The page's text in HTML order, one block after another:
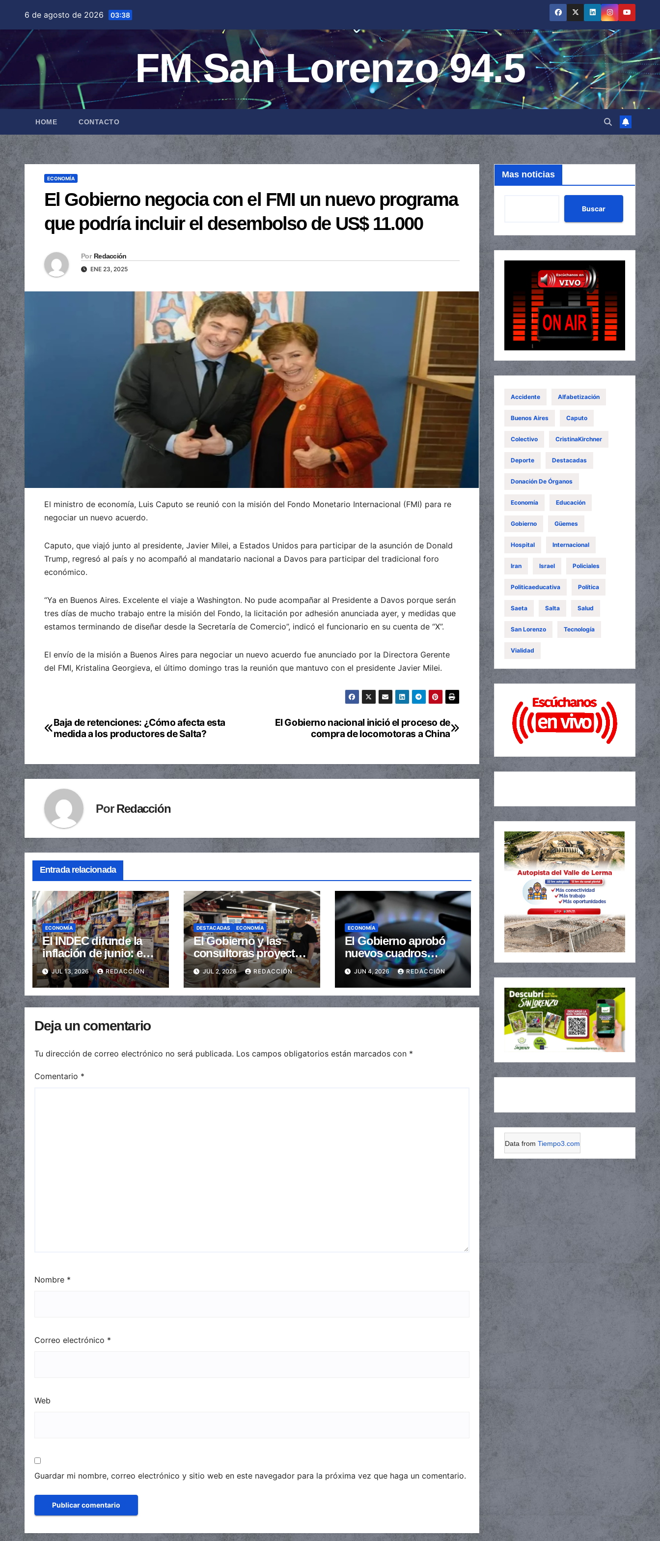
contenido
6 de agosto de 2026 03:38
FM San Lorenzo 94.5
HOME CONTACTO
ECONOMÍA
El Gobierno negocia con el FMI un nuevo programa
que podría incluir el desembolso de US$ 11.000
Por Redacción
ENE 23, 2025
El ministro de economía, Luis Caputo se reunió con la misión del Fondo Monetario Internacional (FMI) para re
negociar un nuevo acuerdo.
Caputo, que viajó junto al presidente, Javier Milei, a Estados Unidos para participar de la asunción de Donald
Trump, regresó al país y no acompañó al mandatario nacional a Davos para participar del tradicional foro
económico.
“Ya en Buenos Aires. Excelente el viaje a Washington. No pude acompañar al Presidente a Davos porque serán
tres días de mucho trabajo entre la misión del Fondo, la licitación por adhesión anunciada ayer, y medidas que
estamos terminando de diseñar desde la Secretaría de Comercio”, indicó el funcionario en su cuenta de “X”.
El envío de la misión a Buenos Aires para negociar un nuevo acuerdo fue anunciado por la Directora Gerente
del FMI, Kristalina Georgieva, el último domingo tras la reunión que mantuvo con el presidente Javier Milei.
Navegación
entradas
El Gobierno nacional inició el proceso de
compra de locomotoras a China
Baja de retenciones: ¿Cómo afecta esta
medida a los productores de Salta?
PorRedacción
Entrada relacionada
ECONOMÍA
El INDEC difunde la
inflación de junio: en
cuánto podría
ubicarse
JUL 13, 2026 REDACCIÓN
DESTACADAS ECONOMÍA
El Gobierno y las
consultoras proyectan
que la inflación de
junio se ubicó debajo
del 2%
JUL 2, 2026 REDACCIÓN
ECONOMÍA
El Gobierno aprobó
nuevos cuadros
tarifarios para la
distribución de gas en
todo el país
JUN 4, 2026 REDACCIÓN
Deja un comentario
Tu dirección de correo electrónico no será publicada. Los campos obligatorios están marcados con *
Comentario *
Nombre *
Correo electrónico *
Web
Guardar mi nombre, correo electrónico y sitio web en este navegador para la próxima vez que haga un comentario.
Mas noticias
Buscar
Accidente Alfabetización
Buenos Aires Caputo
Colectivo CristinaKirchner
Deporte Destacadas
Donación De Órganos
Economía Educación
Gobierno Güemes
Hospital Internacional
Iran Israel Policiales
Politicaeducativa Política
Saeta Salta Salud
San Lorenzo Tecnología
Vialidad
Data from Tiempo3.com